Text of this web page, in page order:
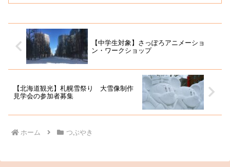
【中学生対象】さっぽろアニメーショ
ン・ワークショップ
【北海道観光】札幌雪祭り 大雪像制作
見学会の参加者募集
ホーム つぶやき